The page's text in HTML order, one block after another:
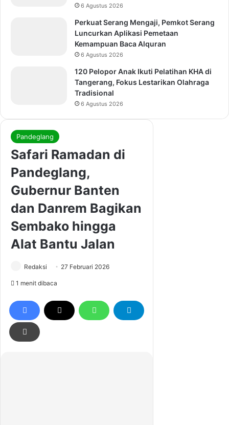
6 Agustus 2026
Perkuat Serang Mengaji, Pemkot Serang
Luncurkan Aplikasi Pemetaan
Kemampuan Baca Alquran
6 Agustus 2026
120 Pelopor Anak Ikuti Pelatihan KHA di
Tangerang, Fokus Lestarikan Olahraga
Tradisional
6 Agustus 2026